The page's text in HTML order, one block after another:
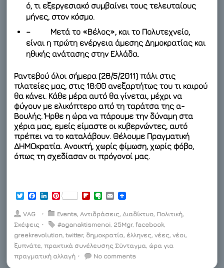
ό, τι εξεργεσιακό συμβαίνει τους τελευταίους
μήνες, στον κόσμο.
– Μετά το «Βέλος», και το Πολυτεχνείο,
είναι η πρώτη ενέργεια άμεσης Δημοκρατίας και
ηθικής ανάτασης στην Ελλάδα.
Ραντεβού όλοι σήμερα (26/5/2011)πάλι στις
πλατείες μας, στις 18:00 ανεξαρτήτως του τι καιρού
θα κάνει. Κάθε μέρα αυτό θα γίνεται, μέχρι να
φύγουν με ελικόπτερο από τη ταράτσα της α-
Βουλής. Ήρθε η ώρα να πάρουμε την δύναμη στα
χέρια μας, εμείς είμαστε οι κυβερνώντες, αυτό
πρέπει να το καταλάβουν. Θέλουμε Πραγματική
ΔΗΜΟκρατία. Ανοικτή, χωρίς φίμωση, χωρίς φόβο,
όπως τη σχεδίασαν οι πρόγονοί μας.
i
t
e
r
b
o
o
n
k
e
d
I
n
P
n
e
r
e
s
t
i
b
o
a
r
d
e
n
o
t
E
a
l
VAG ⋅ Events,Αντιδράσεις,Διαδίκτυο, Πολιτική,
Σκέψεις ⋅ #aganaktismenoi, 25Μgr,facebook,
greekrevolution,twitter, δημοκρατία, έλληνες,νέες,νέοι,
ξυπνάτε,πρακτικά συνέλευσης Σϋνταγμα, ώρα για
πραγματική αλλαγή ⋅ No comments